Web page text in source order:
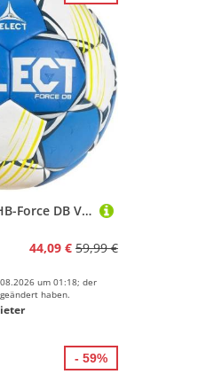
Select Handball HB-Force DB V25
44,09 € 59,99 €
um 01:18; der
haben.
- 59%